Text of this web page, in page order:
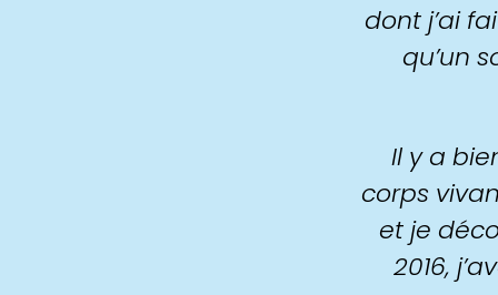
dont j’ai
qu’un
Il y a
corps
et je
2016,